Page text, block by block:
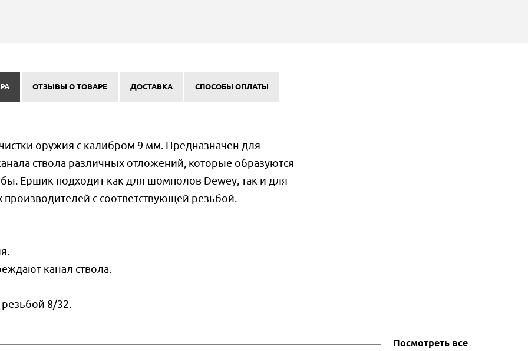
ОТЗЫВЫ О ТОВАРЕ ДОСТАВКА СПОСОБЫ ОПЛАТЫ
оружия с калибром 9 мм. Предназначен для
ствола различных отложений, которые образуются
Ершик подходит как для шомполов Dewey, так и для
с соответствующей резьбой.
канал ствола.
8/32.
Посмотреть все